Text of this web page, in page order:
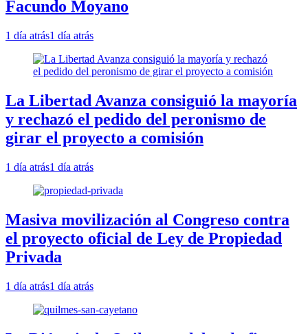
Facundo Moyano
1 día atrás1 día atrás
La Libertad Avanza consiguió la mayoría
y rechazó el pedido del peronismo de
girar el proyecto a comisión
1 día atrás1 día atrás
Masiva movilización al Congreso contra
el proyecto oficial de Ley de Propiedad
Privada
1 día atrás1 día atrás